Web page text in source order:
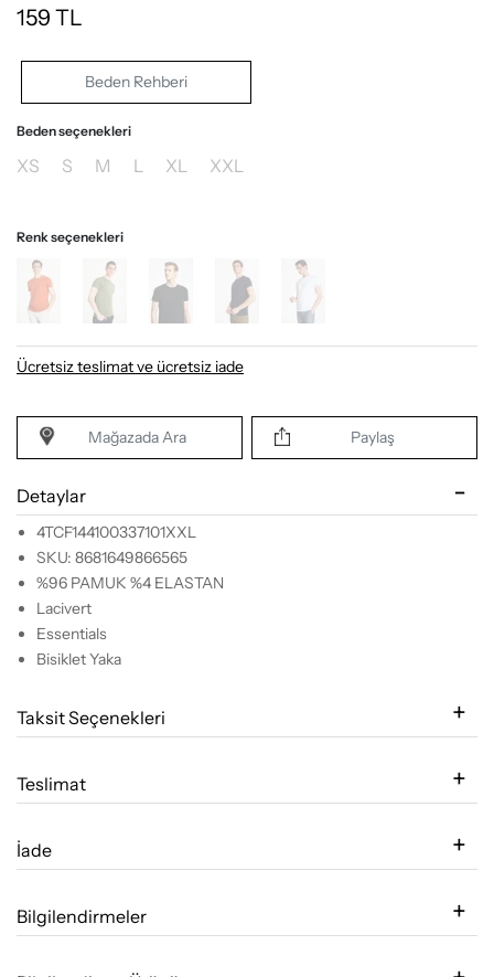
159 TL
Beden Rehberi
Beden seçenekleri
XS S M L XL XXL
Renk seçenekleri
Ücretsiz teslimat ve ücretsiz iade
Mağazada Ara Paylaş
Detaylar
4TCF144100337101XXL
SKU: 8681649866565
%96 PAMUK %4 ELASTAN
Lacivert
Essentials
Bisiklet Yaka
Taksit Seçenekleri
Teslimat
İade
Bilgilendirmeler